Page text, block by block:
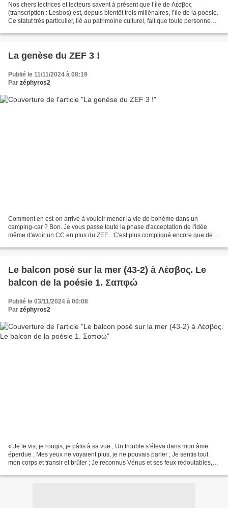
Nos chers lectrices et lecteurs savent à présent que l’île de Λέσβος
(transcription : Lesbos) est, depuis bientôt trois millénaires, l’île de la poésie.
Ce statut très particulier, lié au patrimoine culturel, fait que toute personne
La genèse du ZEF 3 !
Publié le 11/11/2024 à 08:19
Par zéphyros2
Comment en est-on arrivé à vouloir mener la vie de bohème dans un
camping-car ? Bon. Je vous passe toute la phase d'acceptation de l'idée
même d'avoir un CC en plus du ZEF... C'est plus compliqué encore que de
Le balcon posé sur la mer (43-2) à Λέσβος. Le
balcon de la poésie 1. Σαπφώ
Publié le 03/11/2024 à 00:08
Par zéphyros2
« Je le vis, je rougis, je pâlis à sa vue ; Un trouble s’éleva dans mon âme
éperdue ; Mes yeux ne voyaient plus, je ne pouvais parler ; Je sentis tout
mon corps et transir et brûler ; Je reconnus Vénus et ses feux redoutables,